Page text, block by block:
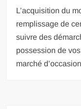
L’acquisition du
remplissage de
suivre des
possession de
marché